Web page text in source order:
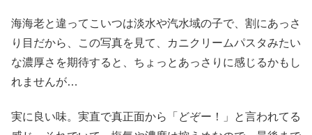
海海老と違ってこいつは淡水や汽水域の子で、割にあっさ
り目だから、この写真を見て、カニクリームパスタみたい
な濃厚さを期待すると、ちょっとあっさりに感じるかもし
れませんが…
実に良い味。実直で真正面から「どぞー！」と言われてる